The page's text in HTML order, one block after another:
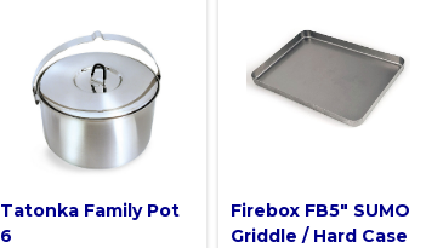
Tatonka Family Pot
6
Firebox FB5″ SUMO
Griddle / Hard Case